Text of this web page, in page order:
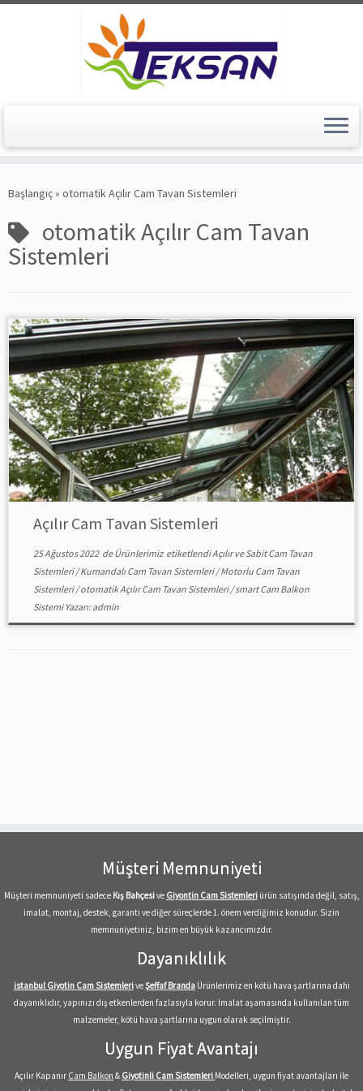
toBaşlangıç» otomatik Açılır Cam Tavan Sistemleri
otomatik Açılır Cam Tavan
Sistemleri
Açılır Cam Tavan Sistemleri
25 Ağustos 2022deÜrünlerimiz etiketlendiAçılır ve Sabit Cam Tavan
Sistemleri/Kumandalı Cam Tavan Sistemleri/Motorlu Cam Tavan
Sistemleri/otomatik Açılır Cam Tavan Sistemleri/smart Cam Balkon
Sistemi Yazarı:admin
Müşteri Memnuniyeti
Müşteri memnuniyeti sadeceKış Bahçesive Giyontin Cam Sistemleriürün satışında değil, satış,
imalat, montaj, destek, garanti ve diğer süreçlerde 1. önem verdiğimiz konudur. Sizin
memnuniyetiniz, bizim en büyük kazancımızdır.
Dayanıklılık
istanbul Giyotin Cam SistemleriveŞeffaf BrandaÜrünlerimiz en kötü hava şartlarına dahi
dayanıklıdır, yapınızı dış etkenlerden fazlasıyla korur. İmalat aşamasında kullanılan tüm
malzemeler, kötü hava şartlarına uygun olarak seçilmiştir.
Uygun Fiyat Avantajı
Açılır Kapanır Cam Balkon & Giyotinli Cam Sistemleri Modelleri, uygun fiyat avantajları ile